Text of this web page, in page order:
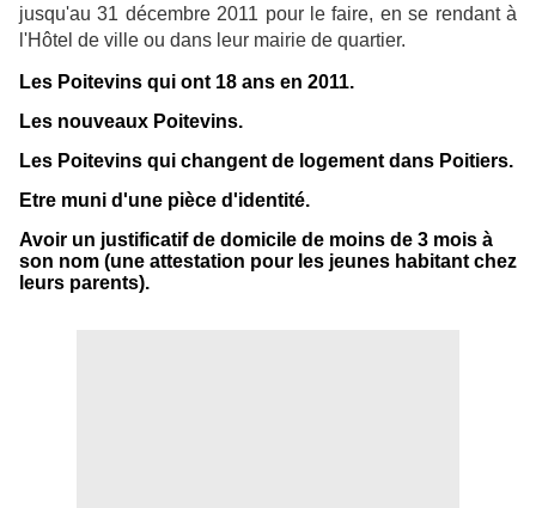
jusqu'au 31 décembre 2011 pour le faire, en se rendant à
l'Hôtel de ville ou dans leur mairie de quartier.
Les Poitevins qui ont 18 ans en 2011.
Les nouveaux Poitevins.
Les Poitevins qui changent de logement dans Poitiers.
Etre muni d'une pièce d'identité.
Avoir un justificatif de domicile de moins de 3 mois à
son nom (une attestation pour les jeunes habitant chez
leurs parents).